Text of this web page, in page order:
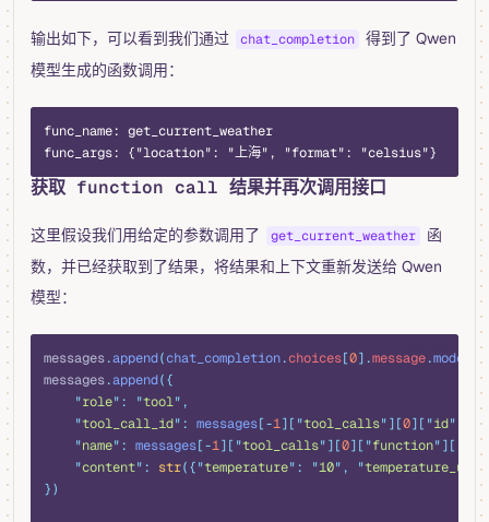
输出如下，可以看到我们通过 chat_completion
得到了 Qwen
模型生成的函数调用：
func_name: get_current_weather
func_args: {"location": "上海", "format": "celsius"}
获取 function call 结果并再次调用接口
这里假设我们用给定的参数调用了 get_current_weather
函
数，并已经获取到了结果，将结果和上下文重新发送给 Qwen
模型：
messages.append(chat_completion.choices[0].message.
messages.append({
    "
role" : "tool" ,
    "
tool_call_id" : messages[-1][ "tool_calls"][0][ "id"
    "
name" : messages[-1][ "tool_calls"][0][ "function"][
    "
content" : str({"temperature" : "10" , "temperature_unit
})